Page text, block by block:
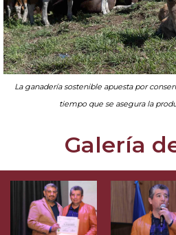
La ganadería sostenible apuesta por
tiempo que se asegura la
Galería